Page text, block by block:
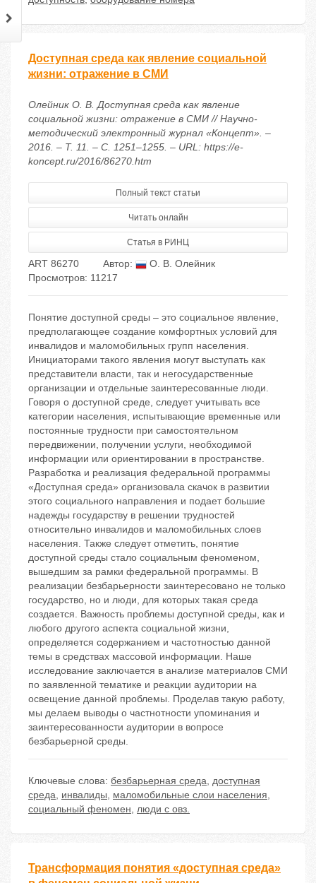
Доступная среда как явление социальной
жизни: отражение в СМИ
Олейник О. В. Доступная среда как явление
социальной жизни: отражение в СМИ // Научно-
методический электронный журнал «Концепт». –
2016. – Т. 11. – С. 1251–1255. – URL: https://e-
koncept.ru/2016/86270.htm
Полный текст статьи
Читать онлайн
Статья в РИНЦ
ART 86270 Автор:
О. В. Олейник
Просмотров: 11217
Понятие доступной среды – это социальное явление,
предполагающее создание комфортных условий для
инвалидов и маломобильных групп населения.
Инициаторами такого явления могут выступать как
представители власти, так и негосударственные
организации и отдельные заинтересованные люди.
Говоря о доступной среде, следует учитывать все
категории населения, испытывающие временные или
постоянные трудности при самостоятельном
передвижении, получении услуги, необходимой
информации или ориентировании в пространстве.
Разработка и реализация федеральной программы
«Доступная среда» организовала скачок в развитии
этого социального направления и подает большие
надежды государству в решении трудностей
относительно инвалидов и маломобильных слоев
населения. Также следует отметить, понятие
доступной среды стало социальным феноменом,
вышедшим за рамки федеральной программы. В
реализации безбарьерности заинтересовано не только
государство, но и люди, для которых такая среда
создается. Важность проблемы доступной среды, как и
любого другого аспекта социальной жизни,
определяется содержанием и частотностью данной
темы в средствах массовой информации. Наше
исследование заключается в анализе материалов СМИ
по заявленной тематике и реакции аудитории на
освещение данной проблемы. Проделав такую работу,
мы делаем выводы о частнотности упоминания и
заинтересованности аудитории в вопросе
безбарьерной среды.
Ключевые слова: безбарьерная среда, доступная
среда, инвалиды, маломобильные слои населения,
социальный феномен, люди с овз.
Трансформация понятия «доступная среда»